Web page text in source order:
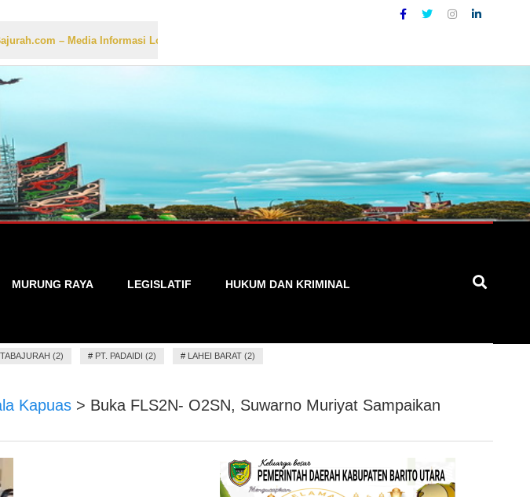
Media Informasi Lokal yang Akurat, Cepat, dan Terpercaya
MURUNG RAYA LEGISLATIF HUKUM DAN KRIMINAL
(2) # PT. PADAIDI (2) # LAHEI BARAT (2)
Kapuas > Buka FLS2N- O2SN, Suwarno Muriyat Sampaikan